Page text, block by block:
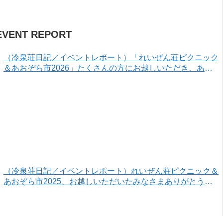
REPORT
（冷泉荘日記／イベントレポート）「れいぜん荘ピクニック
＆あおぞら市2026」たくさんの方にお越しいただき、あり
（冷泉荘日記／イベントレポート）れいぜん荘ピクニック＆
あおぞら市2025、お越しいただいたみなさまありがとうご